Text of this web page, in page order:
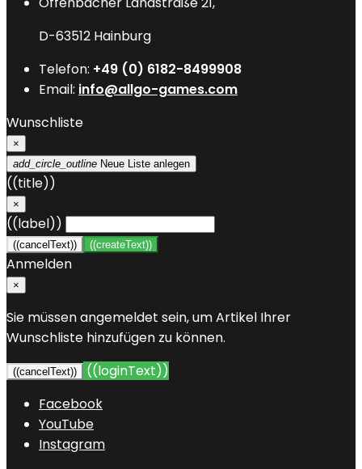
D-63512 Hainburg
Telefon: +49 (0) 6182-8499908
Email: info@allgo-games.com
Wunschliste
×
add_circle_outline Neue Liste anlegen
((title))
×
((label))
((cancelText)) ((createText))
Anmelden
×
Sie müssen angemeldet sein, um Artikel Ihrer
Wunschliste hinzufügen zu können.
((cancelText))
((loginText))
Facebook
YouTube
Instagram